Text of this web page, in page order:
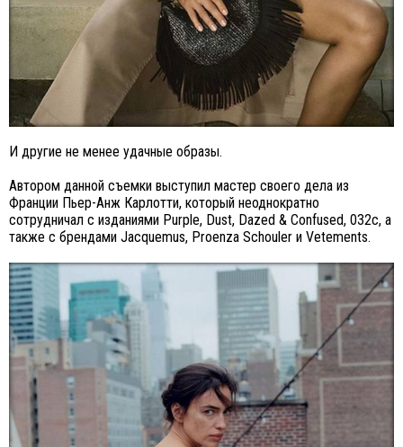
И другие не менее удачные образы.
Автором данной съемки выступил мастер своего дела из
Франции Пьер-Анж Карлотти, который неоднократно
сотрудничал с изданиями Purple, Dust, Dazed & Confused, 032c, а
также с брендами Jacquemus, Proenza Schouler и Vetements.